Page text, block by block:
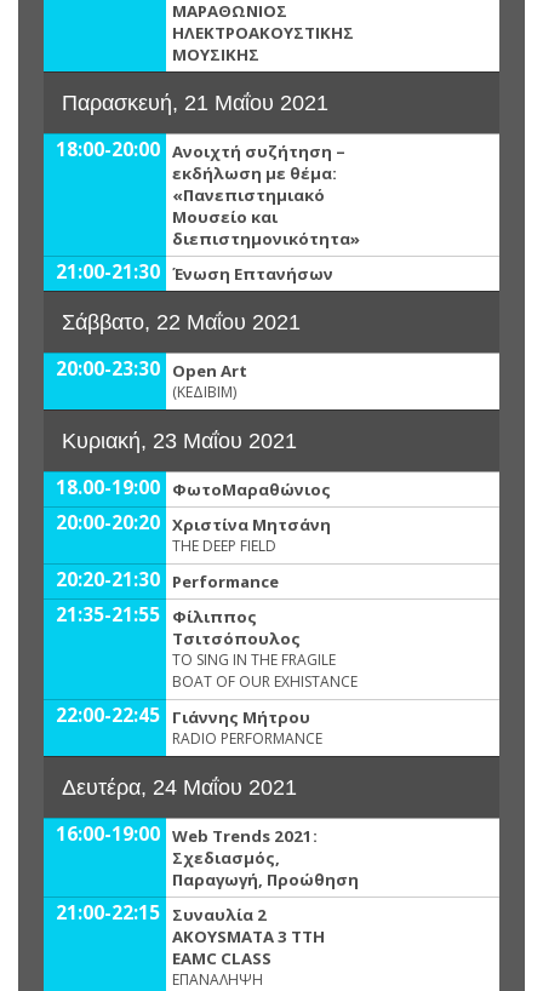
ΜΑΡΑΘΩΝΙΟΣ
ΗΛΕΚΤΡΟΑΚΟΥΣΤΙΚΗΣ
ΜΟΥΣΙΚΗΣ
Παρασκευή, 21 Μαΐου 2021
18:00-20:00 Ανοιχτή συζήτηση –
εκδήλωση με θέμα:
«Πανεπιστημιακό
Μουσείο και
διεπιστημονικότητα»
21:00-21:30 Ένωση Επτανήσων
Σάββατο, 22 Μαΐου 2021
20:00-23:30 Open Art
(ΚΕΔΙΒΙΜ)
Κυριακή, 23 Μαΐου 2021
18.00-19:00 ΦωτοΜαραθώνιος
20:00-20:20 Χριστίνα Μητσάνη
THE DEEP FIELD
20:20-21:30 Performance
21:35-21:55
Φίλιππος
Τσιτσόπουλος
TO SING IN THE FRAGILE
BOAT OF OUR EXHISTANCE
22:00-22:45 Γιάννης Μήτρου
RADIO PERFORMANCE
Δευτέρα, 24 Μαΐου 2021
16:00-19:00 Web Trends 2021:
Σχεδιασμός,
Παραγωγή, Προώθηση
21:00-22:15
Συναυλία 2
AKOYSMATA 3 ΤΤΗ
ΕΑMC CLASS
ΕΠΑΝΑΛΗΨΗ